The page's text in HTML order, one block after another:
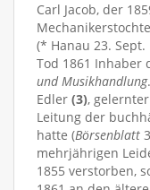
Carl Jacob, der
(* Hanau 23.
Tod 1861 Inhaber
und Musikhandlung
Edler (3),
Leitung der
hatte (Börsenblatt
mehrjährigen
1855 verstorben,